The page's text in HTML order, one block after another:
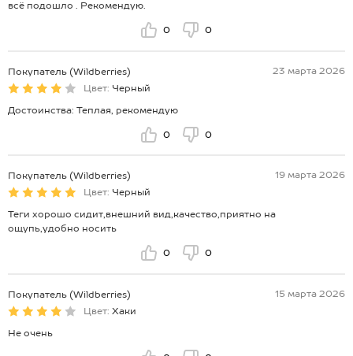
всё подошло . Рекомендую.
0 0
Покупатель (Wildberries)
23 марта 2026
Цвет: Черный
Достоинства: Теплая, рекомендую
0 0
Покупатель (Wildberries)
19 марта 2026
Цвет: Черный
Теги хорошо сидит,внешний вид,качество,приятно на
ощупь,удобно носить
0 0
Покупатель (Wildberries)
15 марта 2026
Цвет: Хаки
Не очень